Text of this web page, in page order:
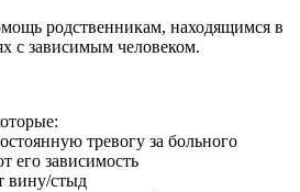
родственникам, находящимся в
с зависимым человеком.
тревогу за больного
его зависимость
вину/стыд